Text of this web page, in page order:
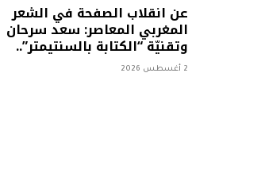
عن انقلاب الصفحة في الشعر
المغربي المعاصر: سعد سرحان
وتقنيّة “الكتابة بالسنتيمتر”..
2 أغسطس 2026